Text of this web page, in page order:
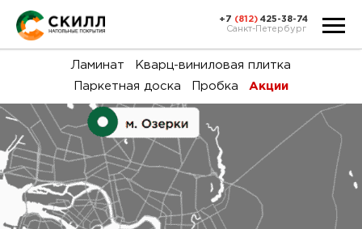
+7 (812) 425-38-74
Санкт-Петербург
Ламинат
Кварц-виниловая плитка
Паркетная доска
Пробка Акции